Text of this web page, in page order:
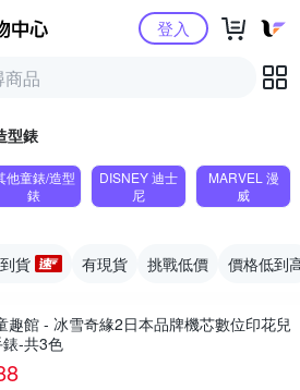
Yahoo購物中心登入
型錶
他童錶/造型
錶
DISNEY 迪士
尼
MARVEL 漫
威
貨 有現貨 挑戰低價 價格低到
趣館 - 冰雪奇緣2日本品牌機芯數位印花兒
-共3色